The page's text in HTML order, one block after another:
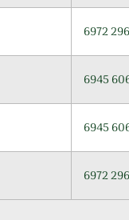
6972
6945
6945
6972